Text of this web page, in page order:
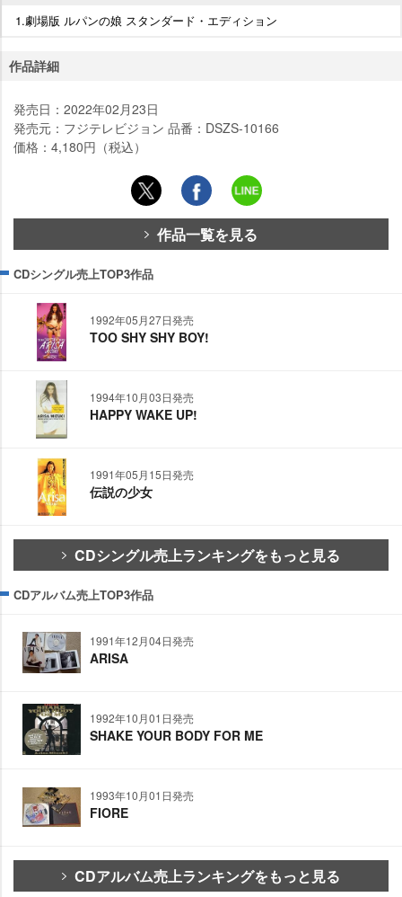
1.劇場版 ルパンの娘 スタンダード・エディション
作品詳細
発売日：2022年02月23日
発売元：フジテレビジョン 品番：DSZS-10166
価格：4,180円（税込）
作品一覧を見る
CDシングル売上TOP3作品
1992年05月27日発売
TOO SHY SHY BOY!
1994年10月03日発売
HAPPY WAKE UP!
1991年05月15日発売
伝説の少女
CDシングル売上ランキングをもっと見る
CDアルバム売上TOP3作品
1991年12月04日発売
ARISA
1992年10月01日発売
SHAKE YOUR BODY FOR ME
1993年10月01日発売
FIORE
CDアルバム売上ランキングをもっと見る